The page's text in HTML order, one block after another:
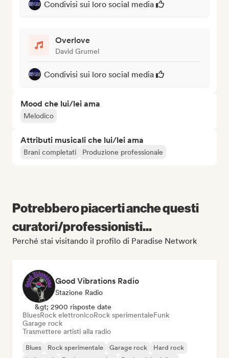
Condivisi sui loro social media
Overlove
David Grumel
Condivisi sui loro social media
Mood che lui/lei ama
Melodico
Attributi musicali che lui/lei ama
Brani completati Produzione professionale
Potrebbero piacerti anche questi
curatori/professionisti...
Perché stai visitando il profilo di Paradise Network
Good Vibrations Radio
Stazione Radio
&gt; 2900 risposte date
BluesRock elettronicoRock sperimentaleFunk
Garage rock
Trasmettere artisti alla radio
Blues Rock sperimentale Garage rock
Hard rock